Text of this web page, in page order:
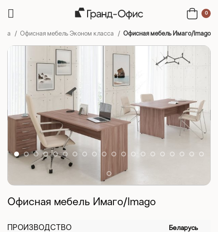
0
Офисная мебель Эконом класса Офисная мебель Имаго/Imago
Офисная мебель Имаго/Imago
ПРОИЗВОДСТВО Беларусь